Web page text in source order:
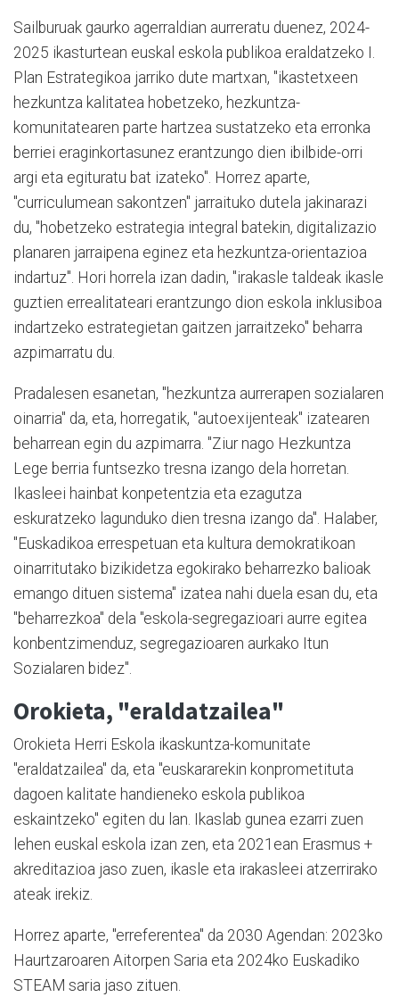
Sailburuak gaurko agerraldian aurreratu duenez, 2024-
2025 ikasturtean euskal eskola publikoa eraldatzeko I.
Plan Estrategikoa jarriko dute martxan, "ikastetxeen
hezkuntza kalitatea hobetzeko, hezkuntza-
komunitatearen parte hartzea sustatzeko eta erronka
berriei eraginkortasunez erantzungo dien ibilbide-orri
argi eta egituratu bat izateko". Horrez aparte,
"curriculumean sakontzen" jarraituko dutela jakinarazi
du, "hobetzeko estrategia integral batekin, digitalizazio
planaren jarraipena eginez eta hezkuntza-orientazioa
indartuz". Hori horrela izan dadin, "irakasle taldeak ikasle
guztien errealitateari erantzungo dion eskola inklusiboa
indartzeko estrategietan gaitzen jarraitzeko" beharra
azpimarratu du.
Pradalesen esanetan, "hezkuntza aurrerapen sozialaren
oinarria" da, eta, horregatik, "autoexijenteak" izatearen
beharrean egin du azpimarra. "Ziur nago Hezkuntza
Lege berria funtsezko tresna izango dela horretan.
Ikasleei hainbat konpetentzia eta ezagutza
eskuratzeko lagunduko dien tresna izango da". Halaber,
"Euskadikoa errespetuan eta kultura demokratikoan
oinarritutako bizikidetza egokirako beharrezko balioak
emango dituen sistema" izatea nahi duela esan du, eta
"beharrezkoa" dela "eskola-segregazioari aurre egitea
konbentzimenduz, segregazioaren aurkako Itun
Sozialaren bidez".
Orokieta, "eraldatzailea"
Orokieta Herri Eskola ikaskuntza-komunitate
"eraldatzailea" da, eta "euskararekin konprometituta
dagoen kalitate handieneko eskola publikoa
eskaintzeko" egiten du lan. Ikaslab gunea ezarri zuen
lehen euskal eskola izan zen, eta 2021ean Erasmus +
akreditazioa jaso zuen, ikasle eta irakasleei atzerrirako
ateak irekiz.
Horrez aparte, "erreferentea" da 2030 Agendan: 2023ko
Haurtzaroaren Aitorpen Saria eta 2024ko Euskadiko
STEAM saria jaso zituen.